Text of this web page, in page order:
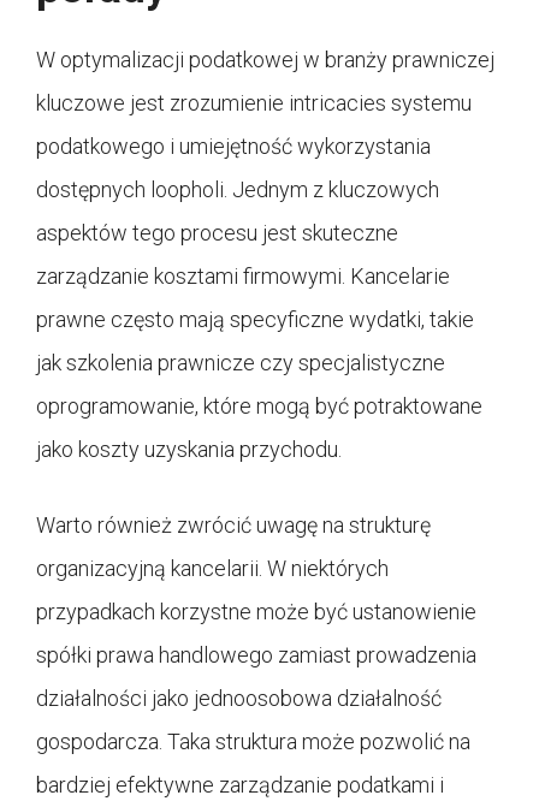
W optymalizacji podatkowej w branży prawniczej
kluczowe jest zrozumienie intricacies systemu
podatkowego i umiejętność wykorzystania
dostępnych loopholi. Jednym z kluczowych
aspektów tego procesu jest skuteczne
zarządzanie kosztami firmowymi. Kancelarie
prawne często mają specyficzne wydatki, takie
jak szkolenia prawnicze czy specjalistyczne
oprogramowanie, które mogą być potraktowane
jako koszty uzyskania przychodu.
Warto również zwrócić uwagę na strukturę
organizacyjną kancelarii. W niektórych
przypadkach korzystne może być ustanowienie
spółki prawa handlowego zamiast prowadzenia
działalności jako jednoosobowa działalność
gospodarcza. Taka struktura może pozwolić na
bardziej efektywne zarządzanie podatkami i